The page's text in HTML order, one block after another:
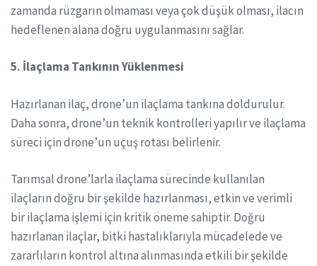
zamanda rüzgarın olmaması veya çok düşük olması, ilacın
hedeflenen alana doğru uygulanmasını sağlar.
5. İlaçlama Tankının Yüklenmesi
Hazırlanan ilaç, drone’un ilaçlama tankına doldurulur.
Daha sonra, drone’un teknik kontrolleri yapılır ve ilaçlama
süreci için drone’un uçuş rotası belirlenir.
Tarımsal drone’larla ilaçlama sürecinde kullanılan
ilaçların doğru bir şekilde hazırlanması, etkin ve verimli
bir ilaçlama işlemi için kritik öneme sahiptir. Doğru
hazırlanan ilaçlar, bitki hastalıklarıyla mücadelede ve
zararlıların kontrol altına alınmasında etkili bir şekilde